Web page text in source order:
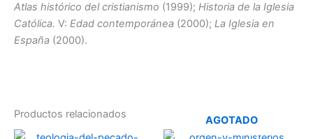
Atlas histórico del cristianismo (1999); Historia de la Iglesia
Católica. V: Edad contemporánea (2000); La Iglesia en
España (2000).
Productos relacionados
AGOTADO